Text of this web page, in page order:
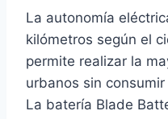
La autonomía
kilómetros según el
permite realizar la
urbanos sin
La batería Blade